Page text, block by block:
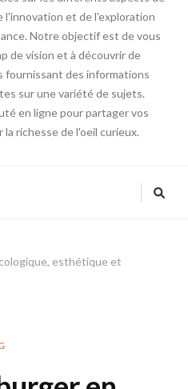
l'innovation et de l'exploration
Notre objectif est de vous
de vision et à découvrir de
fournissant des informations
sur une variété de sujets.
en ligne pour partager vos
richesse de l'oeil curieux.
esthétique et